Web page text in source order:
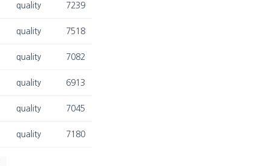
quality 7239
quality 7518
quality 7082
quality 6913
quality 7045
quality 7180